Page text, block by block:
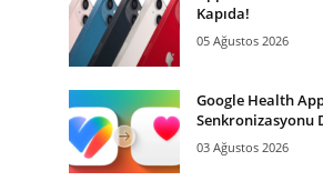
Kapıda!
05 Ağustos 2026
Google Health
Senkronizasyonu
03 Ağustos 2026